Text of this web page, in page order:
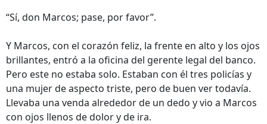
“Sí, don Marcos; pase, por favor”.
Y Marcos, con el corazón feliz, la frente en alto y los ojos
brillantes, entró a la oficina del gerente legal del banco.
Pero este no estaba solo. Estaban con él tres policías y
una mujer de aspecto triste, pero de buen ver todavía.
Llevaba una venda alrededor de un dedo y vio a Marcos
con ojos llenos de dolor y de ira.